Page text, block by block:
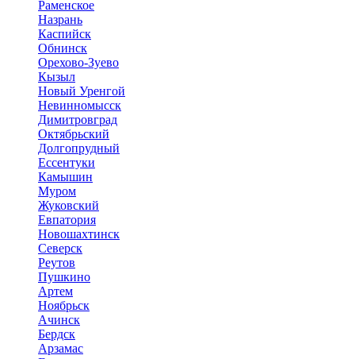
Раменское
Назрань
Каспийск
Обнинск
Орехово-Зуево
Кызыл
Новый Уренгой
Невинномысск
Димитровград
Октябрьский
Долгопрудный
Ессентуки
Камышин
Муром
Жуковский
Евпатория
Новошахтинск
Северск
Реутов
Пушкино
Артем
Ноябрьск
Ачинск
Бердск
Арзамас